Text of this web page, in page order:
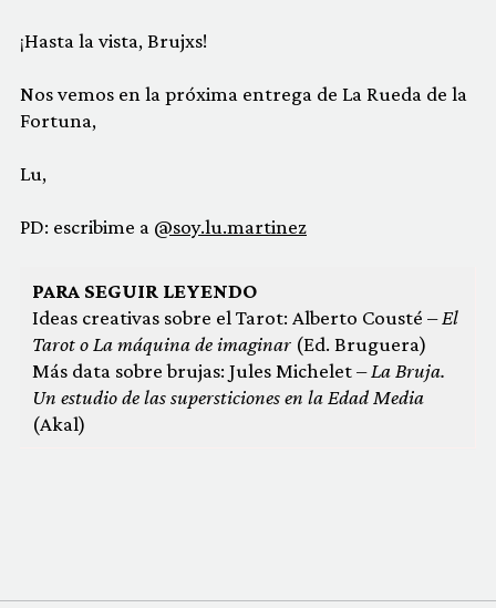
¡Hasta la vista, Brujxs!
Nos vemos en la próxima entrega de La Rueda de la
Fortuna,
Lu,
PD: escribime a @soy.lu.martinez
PARA SEGUIR LEYENDO
Ideas creativas sobre el Tarot: Alberto Cousté –El
Tarot o La máquina de imaginar(Ed. Bruguera)
Más data sobre brujas: Jules Michelet –La Bruja.
Un estudio de las supersticiones en la Edad Media
(Akal)